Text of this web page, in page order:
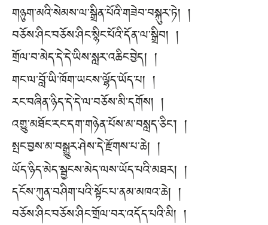
གཉུག་མའི་སེམས་ལ་སྒྲིན་པོའི་གཟེབ་བསྐུར་ཏེ། །
བཅོས་ཤིང་བཅོས་ཤིང་སྙིང་པོའི་དོན་ལ་སྒྲིབ། །
གྲོལ་བ་མེད་དེ་དེ་ཡིས་སླར་འཆིང་བྱེད། །
གང་ལ་བློ་ཡི་ཁོག་ཡངས་ལྷོད་ཡོད་པ། །
རང་བཞིན་ཉིད་དེ་དེ་ལ་བཅོས་མི་དགོས། །
འགྱུ་མཐོང་རང་དག་གཉེན་པོས་མ་བསླད་ཅིང༌། །
སྤང་བྱས་མ་བསྒྱུར་ཤེས་དེ་རྫོགས་པ་ཆེ། །
ཡོད་ཉིད་མེད་སྦྱངས་མེད་ལས་ཡོད་པའི་མཐར། །
དངོས་ཀུན་བཤིག་པའི་སྟོང་པ་ནམ་མཁའ་ཆེ། །
བཅོས་ཤིང་བཅོས་ཤིང་གྲོལ་བར་འདོད་པའི་མི། །